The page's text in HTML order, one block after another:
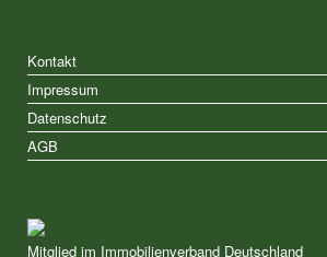
Kontakt
Impressum
Datenschutz
AGB
Mitglied im Immobilienverband Deutschland